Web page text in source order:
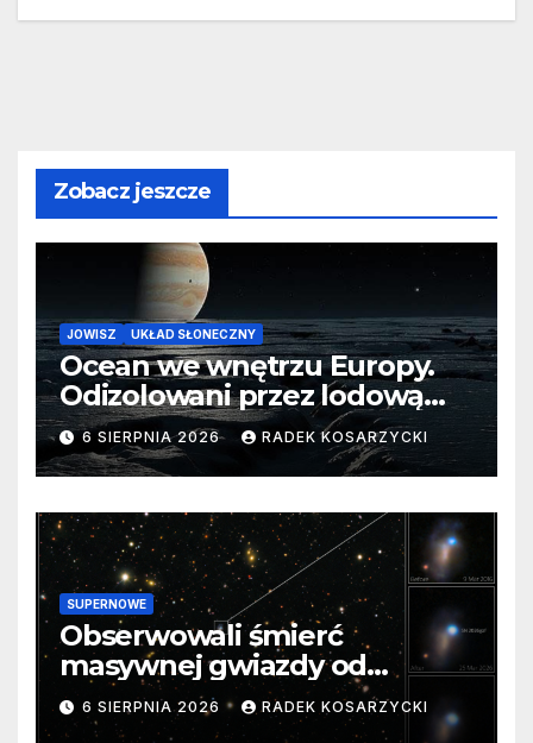
Zobacz jeszcze
JOWISZ UKŁAD SŁONECZNY
Ocean we wnętrzu Europy.
Odizolowani przez lodową
barierę
6 SIERPNIA 2026 RADEK KOSARZYCKI
SUPERNOWE
Obserwowali śmierć
masywnej gwiazdy od
samego początku. Niezwykle
cenne dane
6 SIERPNIA 2026 RADEK KOSARZYCKI